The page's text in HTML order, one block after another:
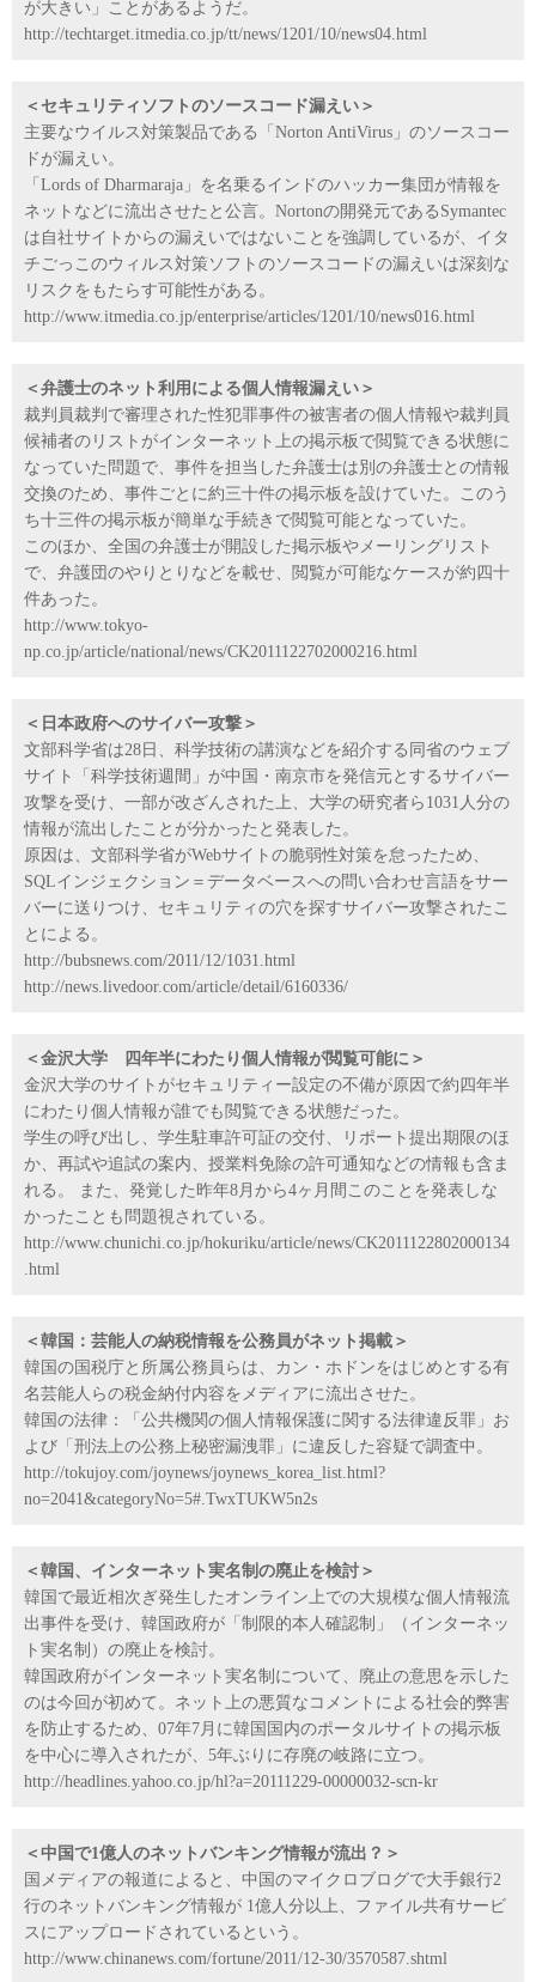
が大きい」ことがあるようだ。
http://techtarget.itmedia.co.jp/tt/news/1201/10/news04.html
＜セキュリティソフトのソースコード漏えい＞
主要なウイルス対策製品である「Norton AntiVirus」のソースコー
ドが漏えい。
「Lords of Dharmaraja」を名乗るインドのハッカー集団が情報を
ネットなどに流出させたと公言。Nortonの開発元であるSymantec
は自社サイトからの漏えいではないことを強調しているが、イタ
チごっこのウィルス対策ソフトのソースコードの漏えいは深刻な
リスクをもたらす可能性がある。
http://www.itmedia.co.jp/enterprise/articles/1201/10/news016.html
＜弁護士のネット利用による個人情報漏えい＞
裁判員裁判で審理された性犯罪事件の被害者の個人情報や裁判員
候補者のリストがインターネット上の掲示板で閲覧できる状態に
なっていた問題で、事件を担当した弁護士は別の弁護士との情報
交換のため、事件ごとに約三十件の掲示板を設けていた。このう
ち十三件の掲示板が簡単な手続きで閲覧可能となっていた。
このほか、全国の弁護士が開設した掲示板やメーリングリスト
で、弁護団のやりとりなどを載せ、閲覧が可能なケースが約四十
件あった。
http://www.tokyo-
np.co.jp/article/national/news/CK2011122702000216.html
＜日本政府へのサイバー攻撃＞
文部科学省は28日、科学技術の講演などを紹介する同省のウェブ
サイト「科学技術週間」が中国・南京市を発信元とするサイバー
攻撃を受け、一部が改ざんされた上、大学の研究者ら1031人分の
情報が流出したことが分かったと発表した。
原因は、文部科学省がWebサイトの脆弱性対策を怠ったため、
SQLインジェクション＝データベースへの問い合わせ言語をサー
バーに送りつけ、セキュリティの穴を探すサイバー攻撃されたこ
とによる。
http://bubsnews.com/2011/12/1031.html
http://news.livedoor.com/article/detail/6160336/
＜金沢大学 四年半にわたり個人情報が閲覧可能に＞
金沢大学のサイトがセキュリティー設定の不備が原因で約四年半
にわたり個人情報が誰でも閲覧できる状態だった。
学生の呼び出し、学生駐車許可証の交付、リポート提出期限のほ
か、再試や追試の案内、授業料免除の許可通知などの情報も含ま
れる。 また、発覚した昨年8月から4ヶ月間このことを発表しな
かったことも問題視されている。
http://www.chunichi.co.jp/hokuriku/article/news/CK2011122802000134
.html
＜韓国：芸能人の納税情報を公務員がネット掲載＞
韓国の国税庁と所属公務員らは、カン・ホドンをはじめとする有
名芸能人らの税金納付内容をメディアに流出させた。
韓国の法律：「公共機関の個人情報保護に関する法律違反罪」お
よび「刑法上の公務上秘密漏洩罪」に違反した容疑で調査中。
http://tokujoy.com/joynews/joynews_korea_list.html?
no=2041&categoryNo=5#.TwxTUKW5n2s
＜韓国、インターネット実名制の廃止を検討＞
韓国で最近相次ぎ発生したオンライン上での大規模な個人情報流
出事件を受け、韓国政府が「制限的本人確認制」（インターネッ
ト実名制）の廃止を検討。
韓国政府がインターネット実名制について、廃止の意思を示した
のは今回が初めて。ネット上の悪質なコメントによる社会的弊害
を防止するため、07年7月に韓国国内のポータルサイトの掲示板
を中心に導入されたが、5年ぶりに存廃の岐路に立つ。
http://headlines.yahoo.co.jp/hl?a=20111229-00000032-scn-kr
＜中国で1億人のネットバンキング情報が流出？＞
国メディアの報道によると、中国のマイクロブログで大手銀行2
行のネットバンキング情報が 1億人分以上、ファイル共有サービ
スにアップロードされているという。
http://www.chinanews.com/fortune/2011/12-30/3570587.shtml